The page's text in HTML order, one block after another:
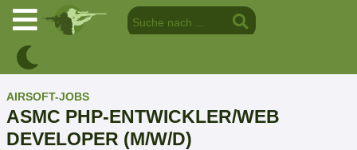
AIRSOFT-JOBS
ASMC PHP-ENTWICKLER/WEB
DEVELOPER (M/W/D)